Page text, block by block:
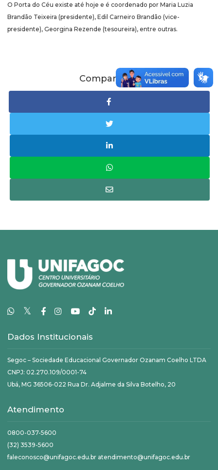
O Porta do Céu existe até hoje e é coordenado por Maria Luzia
Brandão Teixeira (presidente), Edil Carneiro Brandão (vice-
presidente), Georgina Rezende (tesoureira), entre outras.
Compartilhe:
𝕏
Dados Institucionais
Segoc – Sociedade Educacional Governador Ozanam Coelho LTDA
CNPJ: 02.270.109/0001-74
Ubá, MG 36506-022 Rua Dr. Adjalme da Silva Botelho, 20
Atendimento
0800-037-5600
(32) 3539-5600
faleconosco@unifagoc.edu.br atendimento@unifagoc.edu.br